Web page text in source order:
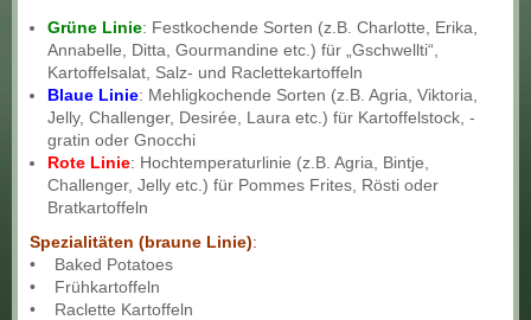
Grüne Linie: Festkochende Sorten (z.B. Charlotte, Erika,
Annabelle, Ditta, Gourmandine etc.) für „Gschwellti“,
Kartoffelsalat, Salz- und Raclettekartoffeln
Blaue Linie: Mehligkochende Sorten (z.B. Agria, Viktoria,
Jelly, Challenger, Desirée, Laura etc.) für Kartoffelstock, -
gratin oder Gnocchi
Rote Linie: Hochtemperaturlinie (z.B. Agria, Bintje,
Challenger, Jelly etc.) für Pommes Frites, Rösti oder
Bratkartoffeln
Spezialitäten (braune Linie):
• Baked Potatoes
• Frühkartoffeln
• Raclette Kartoffeln